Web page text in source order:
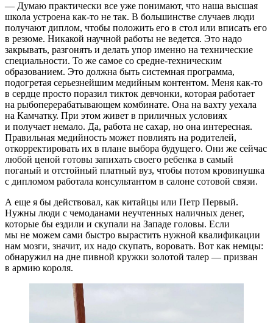
— Думаю практически все уже понимают, что наша высшая
школа устроена как-то не так. В большинстве случаев люди
получают диплом, чтобы положить его в стол или вписать его
в резюме. Никакой научной работы не ведется. Это надо
закрывать, разгонять и делать упор именно на технические
специальности. То же самое со средне-техническим
образованием. Это должна быть системная программа,
подогретая серьезнейшим медийным контентом. Меня как-то
в сердце просто поразил тикток девчонки, которая работает
на рыбоперерабатывающем комбинате. Она на вахту уехала
на Камчатку. При этом живет в приличных условиях
и получает немало. Да, работа не сахар, но она интересная.
Правильная медийность может повлиять на родителей,
откорректировать их в плане выбора будущего. Они же сейчас
любой ценой готовы запихать своего ребенка в самый
поганый и отстойный платный вуз, чтобы потом кровинушка
с дипломом работала консультантом в салоне сотовой связи.
А еще я бы действовал, как китайцы или Петр Первый.
Нужны люди с чемоданами неучтенных наличных денег,
которые бы ездили и скупали на Западе головы. Если
мы не можем сами быстро вырастить нужной квалификации
нам мозги, значит, их надо скупать, воровать. Вот как немцы:
обнаружил на дне пивной кружки золотой талер — призван
в армию короля.